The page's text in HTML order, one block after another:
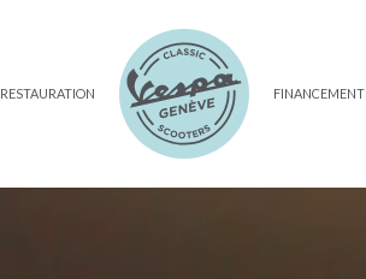
RESTAURATION FINANCEMENT